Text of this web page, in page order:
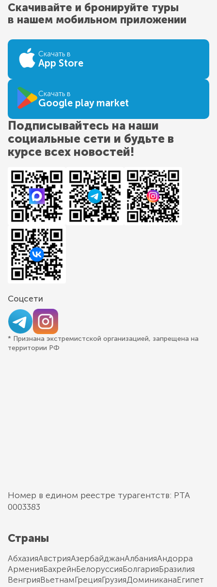
Скачивайте и бронируйте туры
в нашем мобильном приложении
Скачать в
App Store
Скачать в
Google play market
Подписывайтесь на наши
социальные сети и будьте в
курсе всех новостей!
Соцсети
* Признана экстремистской организацией, запрещена на
территории РФ
Номер в едином реестре турагентств: РТА
0003383
Страны
АбхазияАвстрияАзербайджанАлбанияАндорра
АрменияБахрейнБелоруссияБолгарияБразилия
ВенгрияВьетнамГрецияГрузияДоминиканаЕгипет